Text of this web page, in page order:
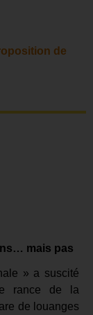
de
mais pas
» a suscité
rance de la
de louanges